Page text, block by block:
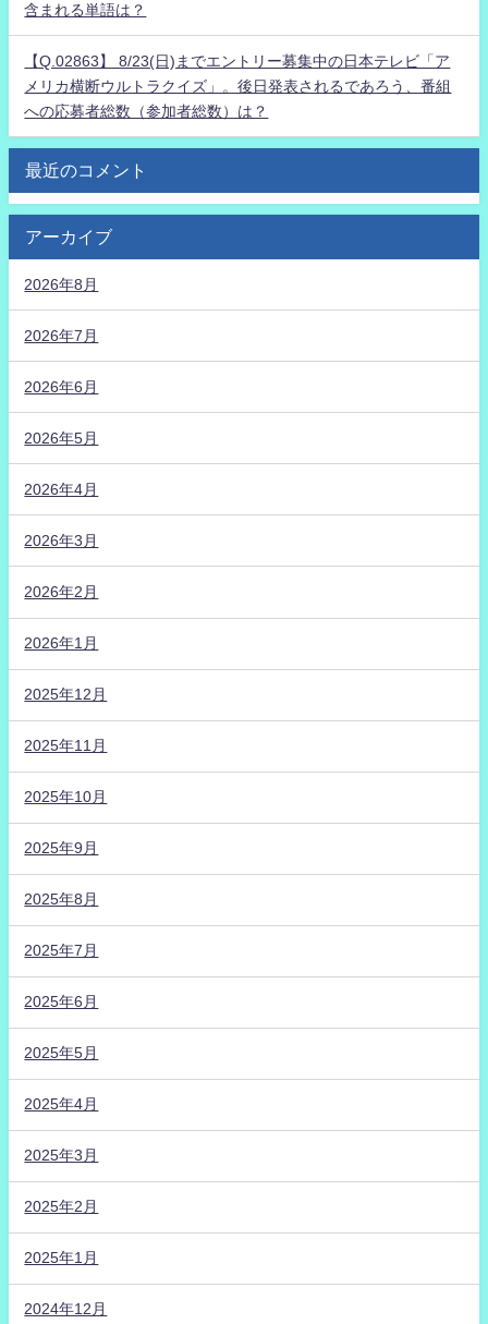
含まれる単語は？
【Q.02863】 8/23(日)までエントリー募集中の日本テレビ「ア
メリカ横断ウルトラクイズ」。後日発表されるであろう、番組
への応募者総数（参加者総数）は？
最近のコメント
アーカイブ
2026年8月
2026年7月
2026年6月
2026年5月
2026年4月
2026年3月
2026年2月
2026年1月
2025年12月
2025年11月
2025年10月
2025年9月
2025年8月
2025年7月
2025年6月
2025年5月
2025年4月
2025年3月
2025年2月
2025年1月
2024年12月